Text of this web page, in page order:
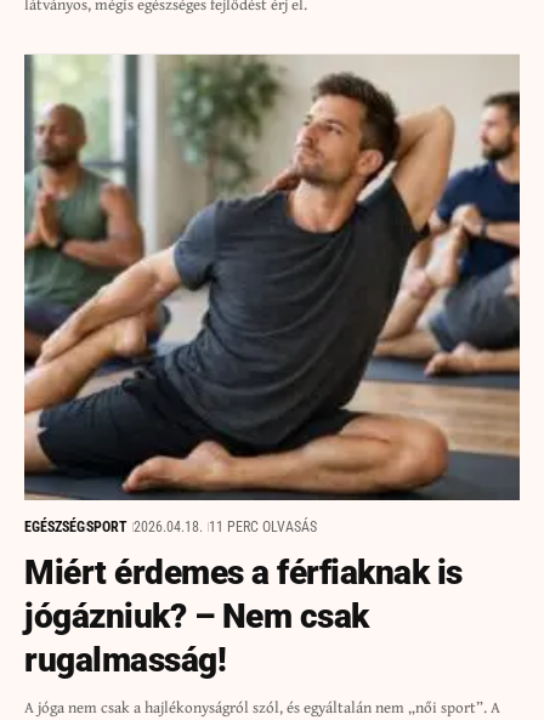
EGÉSZSÉGSPORT 2026.04.18. 11 PERC OLVASÁS
Miért érdemes a férfiaknak is
jógázniuk? – Nem csak
rugalmasság!
A jóga nem csak a hajlékonyságról szól, és egyáltalán nem „női sport”. A